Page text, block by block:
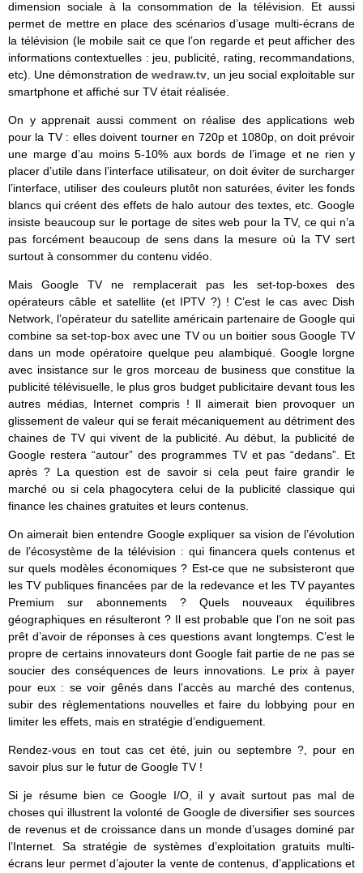
dimension sociale à la consommation de la télévision. Et aussi
permet de mettre en place des scénarios d’usage multi-écrans de
la télévision (le mobile sait ce que l’on regarde et peut afficher des
informations contextuelles : jeu, publicité, rating, recommandations,
etc). Une démonstration de wedraw.tv , un jeu social exploitable sur
smartphone et affiché sur TV était réalisée.
On y apprenait aussi comment on réalise des applications web
pour la TV : elles doivent tourner en 720p et 1080p, on doit prévoir
une marge d’au moins 5-10% aux bords de l’image et ne rien y
placer d’utile dans l’interface utilisateur, on doit éviter de surcharger
l’interface, utiliser des couleurs plutôt non saturées, éviter les fonds
blancs qui créent des effets de halo autour des textes, etc. Google
insiste beaucoup sur le portage de sites web pour la TV, ce qui n’a
pas forcément beaucoup de sens dans la mesure où la TV sert
surtout à consommer du contenu vidéo.
Mais Google TV ne remplacerait pas les set-top-boxes des
opérateurs câble et satellite (et IPTV ?) ! C’est le cas avec Dish
Network, l’opérateur du satellite américain partenaire de Google qui
combine sa set-top-box avec une TV ou un boitier sous Google TV
dans un mode opératoire quelque peu alambiqué. Google lorgne
avec insistance sur le gros morceau de business que constitue la
publicité télévisuelle, le plus gros budget publicitaire devant tous les
autres médias, Internet compris ! Il aimerait bien provoquer un
glissement de valeur qui se ferait mécaniquement au détriment des
chaines de TV qui vivent de la publicité. Au début, la publicité de
Google restera “autour” des programmes TV et pas “dedans”. Et
après ? La question est de savoir si cela peut faire grandir le
marché ou si cela phagocytera celui de la publicité classique qui
finance les chaines gratuites et leurs contenus.
On aimerait bien entendre Google expliquer sa vision de l’évolution
de l’écosystème de la télévision : qui financera quels contenus et
sur quels modèles économiques ? Est-ce que ne subsisteront que
les TV publiques financées par de la redevance et les TV payantes
Premium sur abonnements ? Quels nouveaux équilibres
géographiques en résulteront ? Il est probable que l’on ne soit pas
prêt d’avoir de réponses à ces questions avant longtemps. C’est le
propre de certains innovateurs dont Google fait partie de ne pas se
soucier des conséquences de leurs innovations. Le prix à payer
pour eux : se voir gênés dans l’accès au marché des contenus,
subir des règlementations nouvelles et faire du lobbying pour en
limiter les effets, mais en stratégie d’endiguement.
Rendez-vous en tout cas cet été, juin ou septembre ?, pour en
savoir plus sur le futur de Google TV !
Si je résume bien ce Google I/O, il y avait surtout pas mal de
choses qui illustrent la volonté de Google de diversifier ses sources
de revenus et de croissance dans un monde d’usages dominé par
l’Internet. Sa stratégie de systèmes d’exploitation gratuits multi-
écrans leur permet d’ajouter la vente de contenus, d’applications et